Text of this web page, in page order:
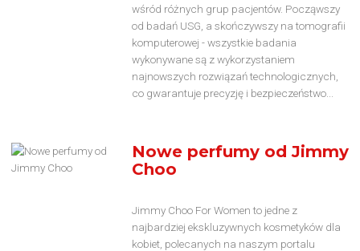
wśród różnych grup pacjentów. Począwszy
od badań USG, a skończywszy na tomografii
komputerowej - wszystkie badania
wykonywane są z wykorzystaniem
najnowszych rozwiązań technologicznych,
co gwarantuje precyzję i bezpieczeństwo...
Nowe perfumy od Jimmy
Choo
Jimmy Choo For Women to jedne z
najbardziej ekskluzywnych kosmetyków dla
kobiet, polecanych na naszym portalu